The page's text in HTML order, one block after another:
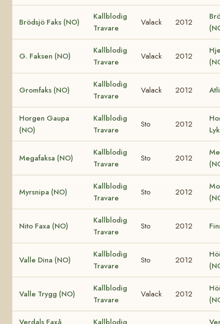
Brödsjö Faks (NO)
Kallblodig
Travare
Valack 2012
G. Faksen (NO)
Kallblodig
Travare
Valack 2012
Gromfaks (NO)
Kallblodig
Travare
Valack 2012
Horgen Gaupa
(NO)
Kallblodig
Travare
Sto 2012
Megafaksa (NO)
Kallblodig
Travare
Sto 2012
Myrsnipa (NO)
Kallblodig
Travare
Sto 2012
Nito Faxa (NO)
Kallblodig
Travare
Sto 2012
Valle Dina (NO)
Kallblodig
Travare
Sto 2012
Valle Trygg (NO)
Kallblodig
Travare
Valack 2012
Verdals Faxå Kallblodig